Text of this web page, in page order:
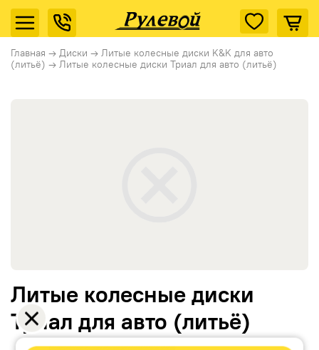
Главная → Диски → Литые колесные диски K&K для авто
(литьё) → Литые колесные диски Триал для авто (литьё)
Литые колесные диски
Триал для авто (литьё)